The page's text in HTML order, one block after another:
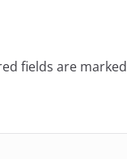
fields are marked